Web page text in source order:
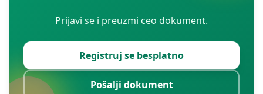
Prijavi se i preuzmi ceo dokument.
Registruj se besplatno
Pošalji dokument